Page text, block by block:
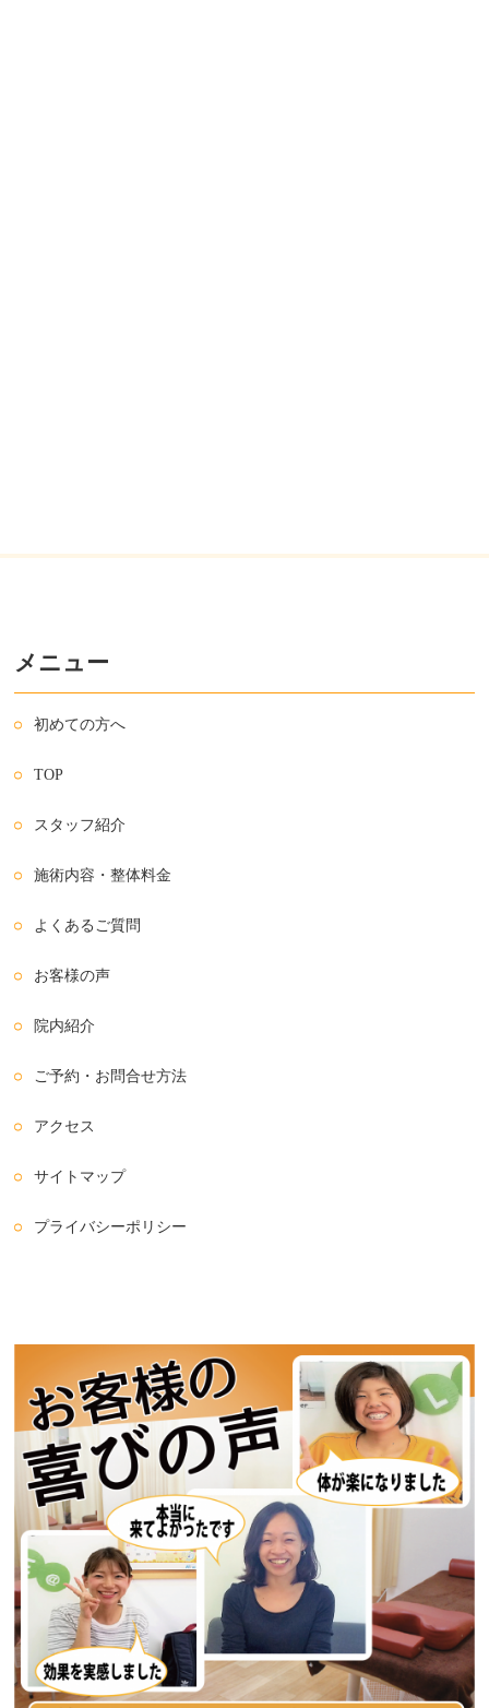
メニュー
初めての方へ
TOP
スタッフ紹介
施術内容・整体料金
よくあるご質問
お客様の声
院内紹介
ご予約・お問合せ方法
アクセス
サイトマップ
プライバシーポリシー